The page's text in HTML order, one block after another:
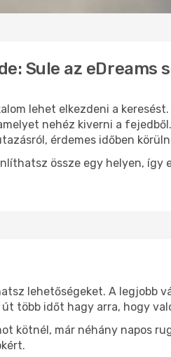
Sule az eDreams
lehet elkezdeni a
nehéz kiverni a
érdemes időben
össze egy helyen,
lehetőségeket. A legjobb
több időt hagy arra, hogy
kötnél, már néhány napos